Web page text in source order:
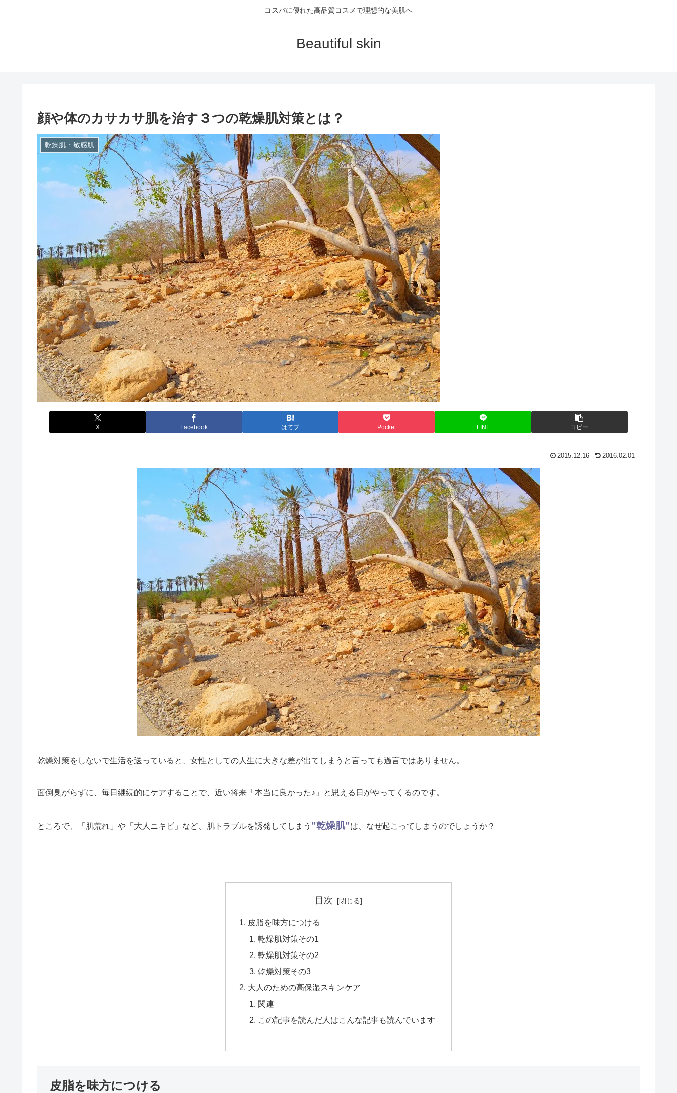
コスパに優れた高品質コスメで理想的な美肌へ
Beautiful skin
顔や体のカサカサ肌を治す３つの乾燥肌対策とは？
乾燥肌・敏感肌
X Facebook はてブ Pocket LINE コピー
2015.12.16 2016.02.01
乾燥対策をしないで生活を送っていると、女性としての人生に大きな差が出てしまうと言っても過言ではありません。
面倒臭がらずに、毎日継続的にケアすることで、近い将来「本当に良かった♪」と思える日がやってくるのです。
ところで、「肌荒れ」や「大人ニキビ」など、肌トラブルを誘発してしまう ”乾燥肌”は、なぜ起こってしまうのでしょうか？
目次
皮脂を味方につける
乾燥肌対策その1
乾燥肌対策その2
乾燥対策その3
大人のための高保湿スキンケア
関連
この記事を読んだ人はこんな記事も読んでいます
皮脂を味方につける